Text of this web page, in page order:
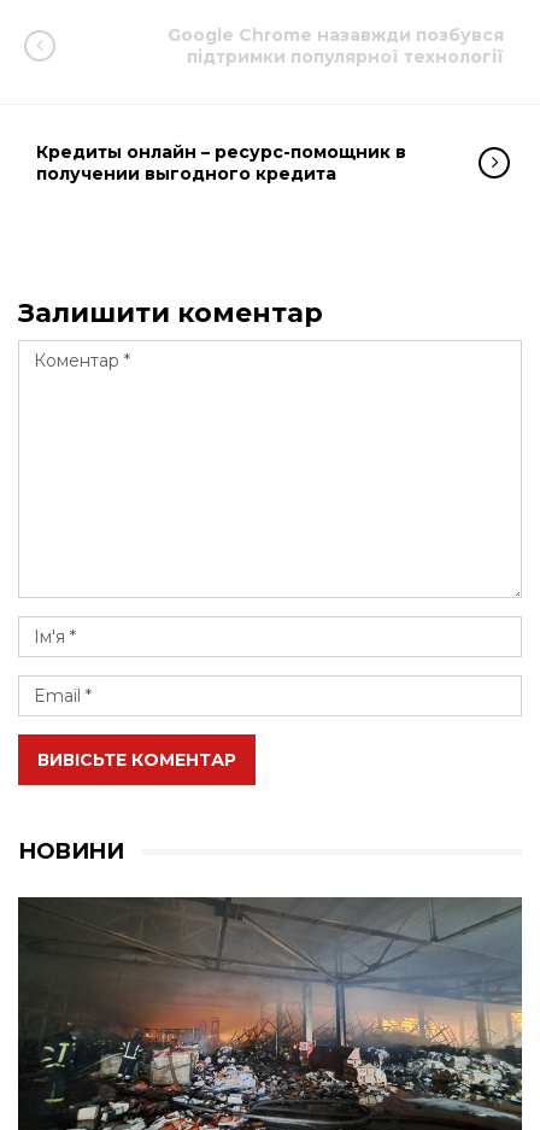
Google Chrome назавжди позбувся
підтримки популярної технології
Кредиты онлайн – ресурс-помощник в
получении выгодного кредита
Залишити коментар
ВИВІСЬТЕ КОМЕНТАР
НОВИНИ